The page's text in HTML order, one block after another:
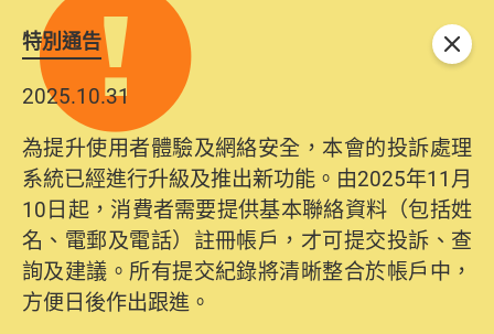
特別通告
2025.10.31
為提升使用者體驗及網絡安全，本會的投訴處理
系統已經進行升級及推出新功能。由2025年11月
10日起，消費者需要提供基本聯絡資料（包括姓
名、電郵及電話）註冊帳戶，才可提交投訴、查
詢及建議。所有提交紀錄將清晰整合於帳戶中，
方便日後作出跟進。
關閉